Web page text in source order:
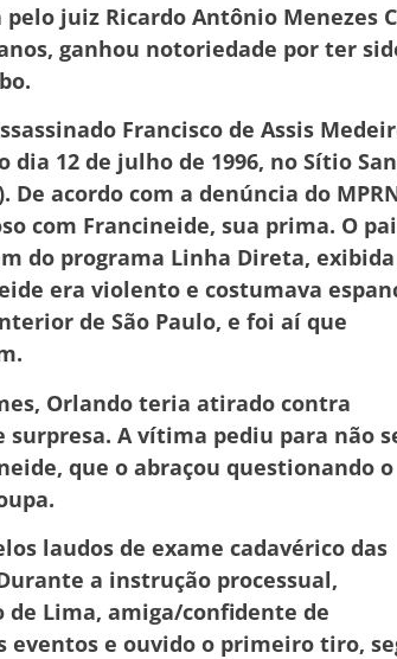
juiz Ricardo Antônio Menezes
ganhou notoriedade por ter
Francisco de Assis
12 de julho de 1996, no Sítio
De acordo com a denúncia do
com Francineide, sua prima. O
do programa Linha Direta,
era violento e costumava
de São Paulo, e foi aí que
Orlando teria atirado contra
surpresa. A vítima pediu para não
que o abraçou questionando o
laudos de exame cadavérico das
a instrução processual,
Lima, amiga/confidente de
e ouvido o primeiro tiro,